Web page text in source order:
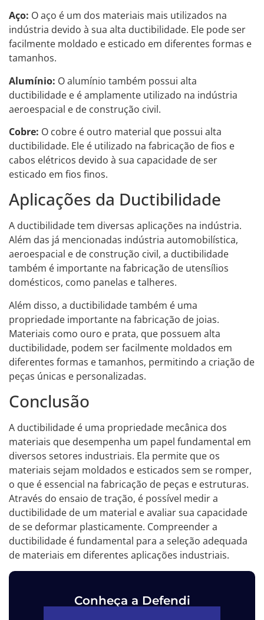
Aço: O aço é um dos materiais mais utilizados na
indústria devido à sua alta ductibilidade. Ele pode ser
facilmente moldado e esticado em diferentes formas e
tamanhos.
Alumínio: O alumínio também possui alta
ductibilidade e é amplamente utilizado na indústria
aeroespacial e de construção civil.
Cobre: O cobre é outro material que possui alta
ductibilidade. Ele é utilizado na fabricação de fios e
cabos elétricos devido à sua capacidade de ser
esticado em fios finos.
Aplicações da Ductibilidade
A ductibilidade tem diversas aplicações na indústria.
Além das já mencionadas indústria automobilística,
aeroespacial e de construção civil, a ductibilidade
também é importante na fabricação de utensílios
domésticos, como panelas e talheres.
Além disso, a ductibilidade também é uma
propriedade importante na fabricação de joias.
Materiais como ouro e prata, que possuem alta
ductibilidade, podem ser facilmente moldados em
diferentes formas e tamanhos, permitindo a criação de
peças únicas e personalizadas.
Conclusão
A ductibilidade é uma propriedade mecânica dos
materiais que desempenha um papel fundamental em
diversos setores industriais. Ela permite que os
materiais sejam moldados e esticados sem se romper,
o que é essencial na fabricação de peças e estruturas.
Através do ensaio de tração, é possível medir a
ductibilidade de um material e avaliar sua capacidade
de se deformar plasticamente. Compreender a
ductibilidade é fundamental para a seleção adequada
de materiais em diferentes aplicações industriais.
Conheça a Defendi